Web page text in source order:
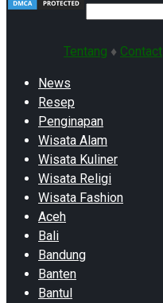
Tentang ♦ Contact
News
Resep
Penginapan
Wisata Alam
Wisata Kuliner
Wisata Religi
Wisata Fashion
Aceh
Bali
Bandung
Banten
Bantul